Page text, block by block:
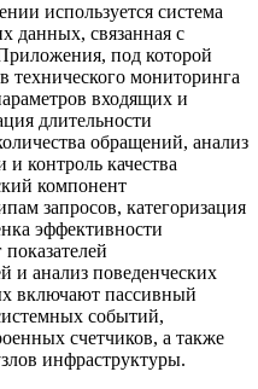
используется система
данных, связанная с
под которой
технического мониторинга
входящих и
длительности
обращений, анализ
контроль качества
компонент
запросов, категоризация
эффективности
и анализ поведенческих
включают пассивный
событий,
счетчиков, а также
инфраструктуры.